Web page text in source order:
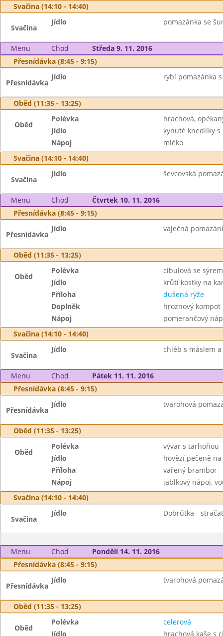
Svačina (14:10 - 14:40)
Svačina
Jídlo pomazánka se
Menu Chod
Středa 9. 11. 2016
Přesnídávka (8:45 - 9:15)
Přesnídávka
Jídlo rybí pomazánka
Oběd (11:35 - 13:25)
Oběd
Polévka
hrachová,
Jídlo
kynuté knedlíky
Nápoj
mléko
Svačina (14:10 - 14:40)
Svačina
Jídlo ševcovská
Menu Chod
Čtvrtek 10. 11. 2016
Přesnídávka (8:45 - 9:15)
Přesnídávka
Jídlo vaječná
Oběd (11:35 - 13:25)
Oběd
Polévka
cibulová se sýrem
Jídlo
krůtí kostky na
Příloha
dušená rýže
Doplněk
hroznový kompot
Nápoj
pomerančový
Svačina (14:10 - 14:40)
Svačina
Jídlo chléb s máslem
Menu Chod
Pátek 11. 11. 2016
Přesnídávka (8:45 - 9:15)
Přesnídávka
Jídlo tvarohová
Oběd (11:35 - 13:25)
Oběd
Polévka
vývar s tarhoňou
Jídlo
hovězí pečeně
Příloha
vařený brambor
Nápoj
jablkový nápoj,
Svačina (14:10 - 14:40)
Svačina
Jídlo Dobrůtka -
Menu Chod
Pondělí 14. 11. 2016
Přesnídávka (8:45 - 9:15)
Přesnídávka
Jídlo tvarohová
Oběd (11:35 - 13:25)
Oběd
Polévka
celerová
Jídlo
hrachová kaše s